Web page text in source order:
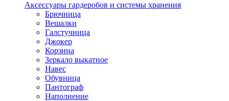
Аксессуары гардеробов и системы хранения
Брючница
Вешалки
Галстучница
Джокер
Корзина
Зеркало выкатное
Навес
Обувница
Пантограф
Наполнение